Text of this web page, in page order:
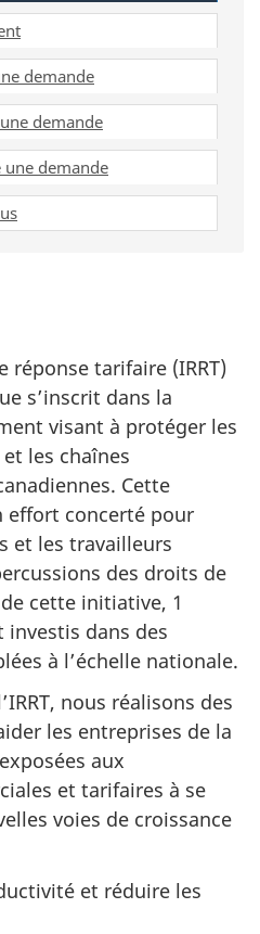
demande
demande
une demande
réponse tarifaire (IRRT)
s’inscrit dans la
visant à protéger les
les chaînes
Cette
effort concerté pour
et les travailleurs
des droits de
cette initiative, 1
dans des
à l’échelle nationale.
nous réalisons des
les entreprises de la
aux
et tarifaires à se
voies de croissance
et réduire les